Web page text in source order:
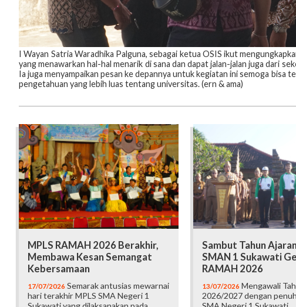
I Wayan Satria Waradhika Palguna, sebagai ketua OSIS ikut
yang menawarkan hal-hal menarik di sana dan dapat jalan-jalan juga dari
Ia juga menyampaikan pesan ke depannya untuk kegiatan ini semoga
pengetahuan yang lebih luas tentang universitas. (ern & ama)
MPLS RAMAH 2026 Berakhir,
Membawa Kesan Semangat
Kebersamaan
17/07/2026 Semarak antusias mewarnai
hari terakhir MPLS SMA Negeri 1
Sambut Tahun
SMAN 1 Sukawati
RAMAH 2026
13/07/2026 Mengawali
2026/2027 dengan